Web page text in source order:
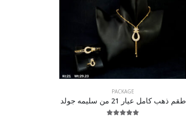
PACKAGE
طقم ذهب كامل عيار 21 من سليمه جولد